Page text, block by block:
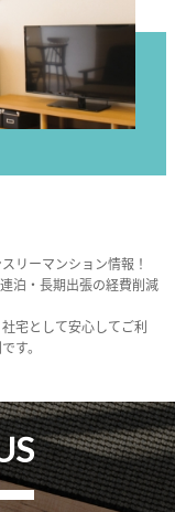
リーマンション情報！
泊・長期出張の経費削減
宅として安心してご利
す。